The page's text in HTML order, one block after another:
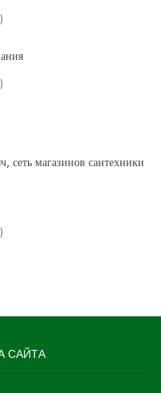
)
)
сеть магазинов сантехники
)
САЙТА